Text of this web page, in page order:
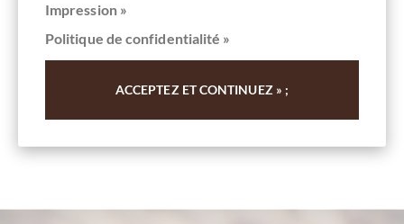
Impression »
Politique de confidentialité »
ACCEPTEZ ET CONTINUEZ » ;